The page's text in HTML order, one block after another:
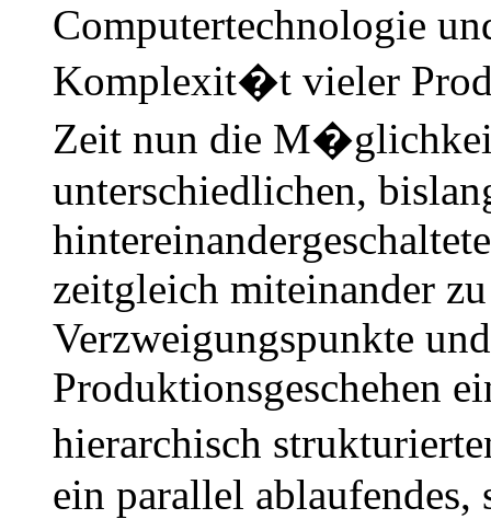
Computertechnologie
Komplexit�t vieler
Zeit nun die
unterschiedlichen,
hintereinander
zeitgleich miteinander
Verzweigungspunkte
Produktionsgeschehen
hierarchisch
ein parallel ablaufendes,